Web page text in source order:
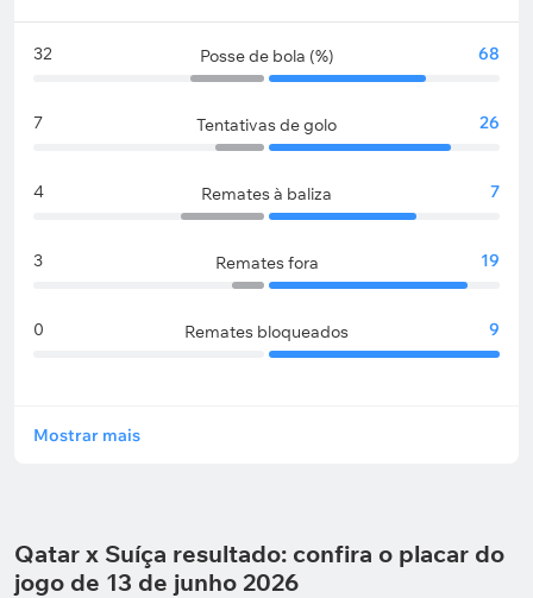
32 Posse de bola (%) 68
7 Tentativas de golo 26
4 Remates à baliza 7
3 Remates fora 19
0 Remates bloqueados 9
Mostrar mais
Qatar x Suíça resultado: confira o placar do
jogo de 13 de junho 2026